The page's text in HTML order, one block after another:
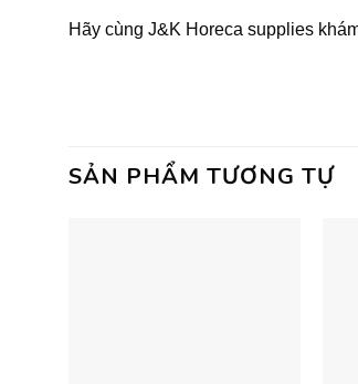
Hãy cùng J&K Horeca supplies
SẢN PHẨM TƯƠNG TỰ